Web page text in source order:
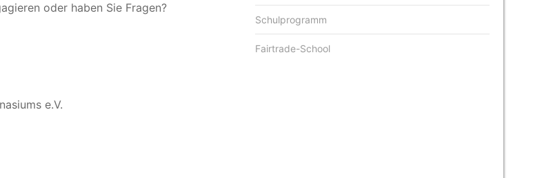
oder haben Sie Fra­gen?
e.V.
Schulprogramm
Fairtrade-School